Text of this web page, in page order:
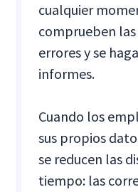
cualquier
comprueben
errores y se
informes.
Cuando los
sus propios
se reducen las
tiempo: las